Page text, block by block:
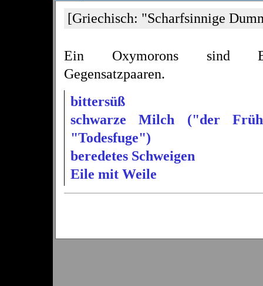
[Griechisch: "Scharfsinnige
Ein Oxymorons sind
Gegensatzpaaren.
bittersüß
schwarze Milch ("der
"Todesfuge")
beredetes Schweigen
Eile mit Weile